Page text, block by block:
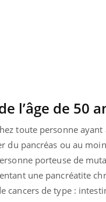
l’âge de 50
toute personne
du pancréas ou au
porteuse de
une pancréatite
de type :
comprendre pour
brouillard mental ou
symptômes de la
multiples ce qui la rend